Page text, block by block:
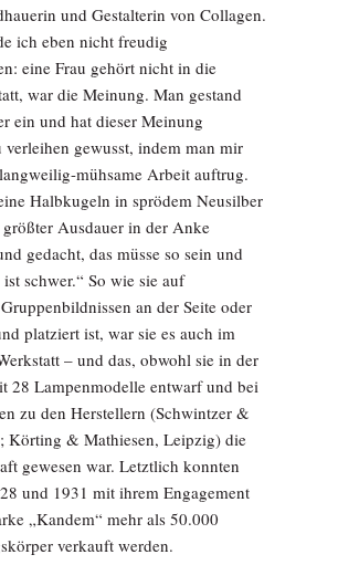
und Gestalterin von Collagen.
ich eben nicht freudig
eine Frau gehört nicht in die
war die Meinung. Man gestand
ein und hat dieser Meinung
gewusst, indem man mir
mühsame Arbeit auftrug.
Halbkugeln in sprödem Neusilber
Ausdauer in der Anke
gedacht, das müsse so sein und
schwer.“ So wie sie auf
an der Seite oder
platziert ist, war sie es auch im
– und das, obwohl sie in der
28 Lampenmodelle entwarf und bei
zu den Herstellern (Schwintzer &
Körting & Mathiesen, Leipzig) die
gewesen war. Letztlich konnten
und 1931 mit ihrem Engagement
„Kandem“ mehr als 50.000
verkauft werden.